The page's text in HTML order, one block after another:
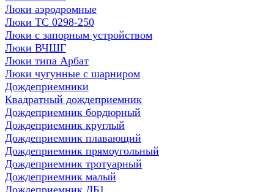
Люки аэродромные
Люки ТС 0298-250
Люки с запорным устройством
Люки ВЧШГ
Люки типа Арбат
Люки чугунные с шарниром
Дождеприемники
Квадратный дождеприемник
Дождеприемник бордюрный
Дождеприемник круглый
Дождеприемник плавающий
Дождеприемник прямоугольный
Дождеприемник тротуарный
Дождеприемник малый